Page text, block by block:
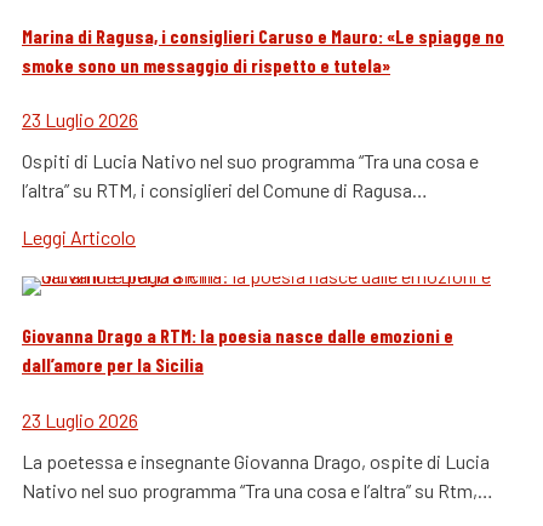
Marina di Ragusa, i consiglieri Caruso e Mauro: «Le spiagge no
smoke sono un messaggio di rispetto e tutela»
23 Luglio 2026
Ospiti di Lucia Nativo nel suo programma “Tra una cosa e
l’altra” su RTM, i consiglieri del Comune di Ragusa…
Leggi Articolo
Giovanna Drago a RTM: la poesia nasce dalle emozioni e
dall’amore per la Sicilia
23 Luglio 2026
La poetessa e insegnante Giovanna Drago, ospite di Lucia
Nativo nel suo programma “Tra una cosa e l’altra” su Rtm,…